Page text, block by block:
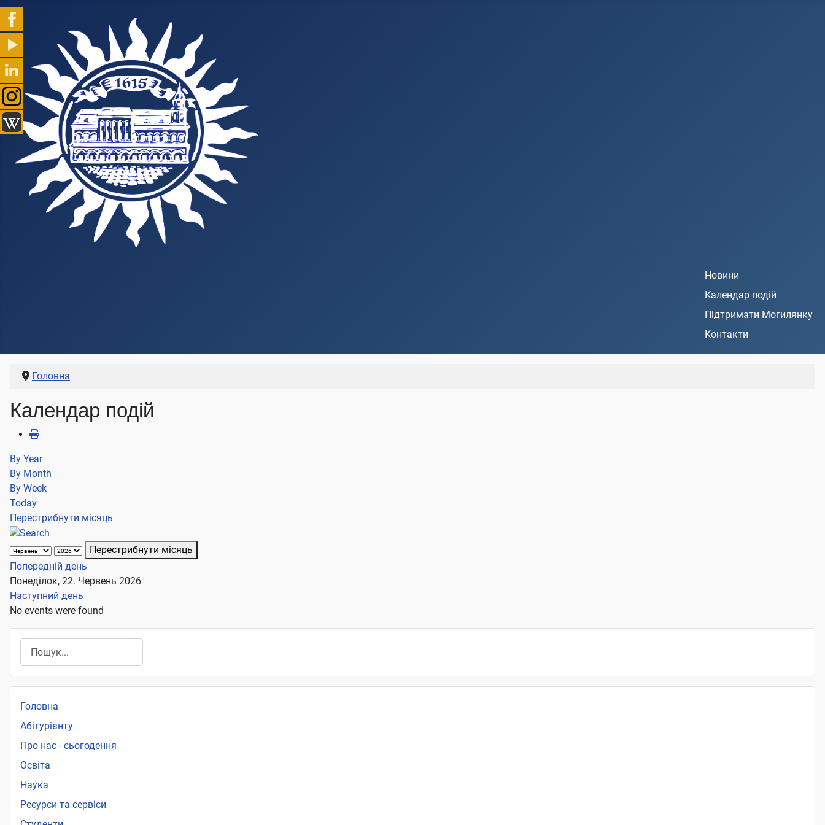
Новини
Календар подій
Підтримати Могилянку
Контакти
Головна
Календар подій
By Year
By Month
By Week
Today
Перестрибнути місяць
Перестрибнути місяць
Попередній день
Понеділок, 22. Червень 2026
Наступний день
No events were found
Головна
Абітурієнту
Про нас - сьогодення
Освіта
Наука
Ресурси та сервіси